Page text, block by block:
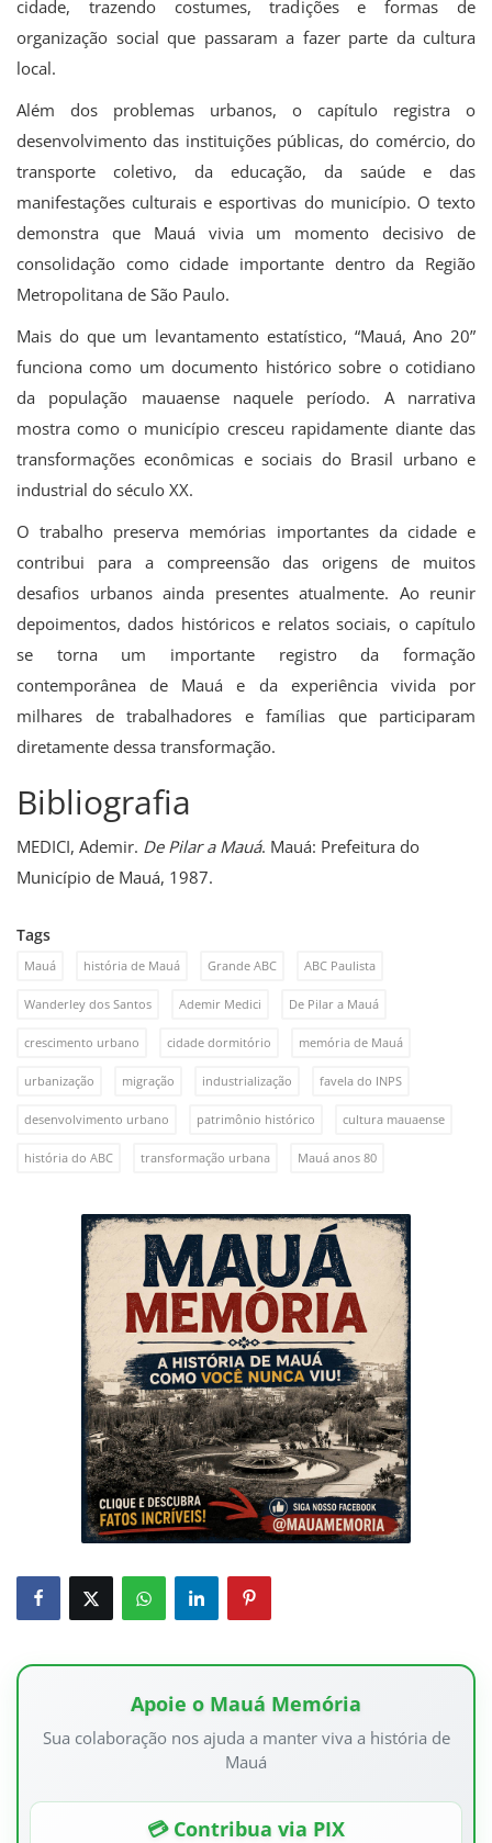
cidade, trazendo costumes, tradições e formas de
organização social que passaram a fazer parte da cultura
local.
Além dos problemas urbanos, o capítulo registra o
desenvolvimento das instituições públicas, do comércio, do
transporte coletivo, da educação, da saúde e das
manifestações culturais e esportivas do município. O texto
demonstra que Mauá vivia um momento decisivo de
consolidação como cidade importante dentro da Região
Metropolitana de São Paulo.
Mais do que um levantamento estatístico, “Mauá, Ano 20”
funciona como um documento histórico sobre o cotidiano
da população mauaense naquele período. A narrativa
mostra como o município cresceu rapidamente diante das
transformações econômicas e sociais do Brasil urbano e
industrial do século XX.
O trabalho preserva memórias importantes da cidade e
contribui para a compreensão das origens de muitos
desafios urbanos ainda presentes atualmente. Ao reunir
depoimentos, dados históricos e relatos sociais, o capítulo
se torna um importante registro da formação
contemporânea de Mauá e da experiência vivida por
milhares de trabalhadores e famílias que participaram
diretamente dessa transformação.
Bibliografia
MEDICI, Ademir. De Pilar a Mauá. Mauá: Prefeitura do
Município de Mauá, 1987.
Tags
Mauá história de Mauá Grande ABC ABC Paulista
Wanderley dos Santos Ademir Medici De Pilar a Mauá
crescimento urbano cidade dormitório memória de Mauá
urbanização migração industrialização favela do INPS
desenvolvimento urbano patrimônio histórico cultura mauaense
história do ABC transformação urbana Mauá anos 80
Apoie o Mauá Memória
Sua colaboração nos ajuda a manter viva a história de
Mauá
💳 Contribua via PIX